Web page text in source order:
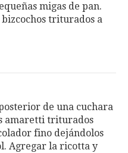
migas de pan.
triturados a
de una cuchara
amaretti triturados
fino dejándolos
Agregar la ricotta y